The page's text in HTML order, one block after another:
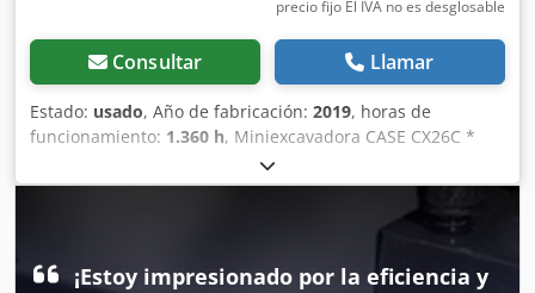
precio fijo El IVA no es desglosable
Consultar Llamar
Estado: usado, Año de fabricación: 2019, horas de
funcionamiento: 1.360 h, Miniexcavadora CASE CX26C *
Año de fabricación: 2019 * 1360 BS, i * Calefacción * Aire
acondicionado * Orugas de goma * Hoja excavadora *
¡Estoy impresionado por la eficiencia y